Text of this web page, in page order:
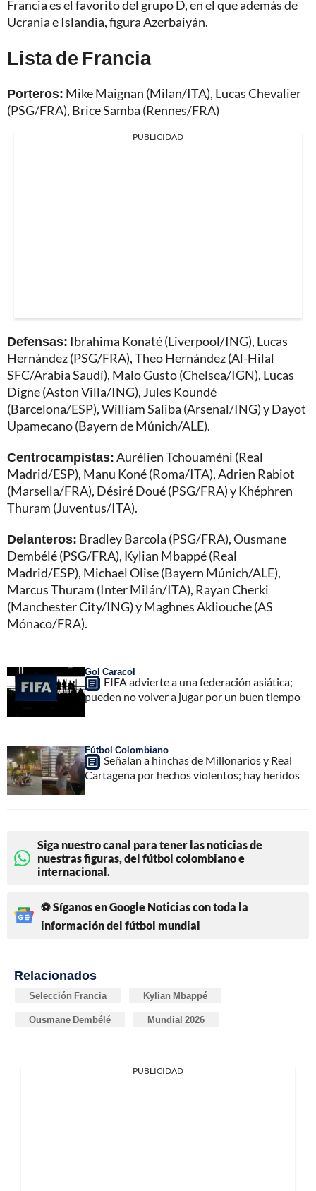
Francia es el favorito del grupo D, en el que además de
Ucrania e Islandia, figura Azerbaiyán.
Lista de Francia
Porteros: Mike Maignan (Milan/ITA), Lucas Chevalier
(PSG/FRA), Brice Samba (Rennes/FRA)
PUBLICIDAD
Defensas: Ibrahima Konaté (Liverpool/ING), Lucas
Hernández (PSG/FRA), Theo Hernández (Al-Hilal
SFC/Arabia Saudí), Malo Gusto (Chelsea/IGN), Lucas
Digne (Aston Villa/ING), Jules Koundé
(Barcelona/ESP), William Saliba (Arsenal/ING) y Dayot
Upamecano (Bayern de Múnich/ALE).
Centrocampistas:Aurélien Tchouaméni (Real
Madrid/ESP), Manu Koné (Roma/ITA), Adrien Rabiot
(Marsella/FRA), Désiré Doué (PSG/FRA) y Khéphren
Thuram (Juventus/ITA).
Delanteros: Bradley Barcola (PSG/FRA), Ousmane
Dembélé (PSG/FRA), Kylian Mbappé (Real
Madrid/ESP), Michael Olise (Bayern Múnich/ALE),
Marcus Thuram (Inter Milán/ITA), Rayan Cherki
(Manchester City/ING) y Maghnes Akliouche (AS
Mónaco/FRA).
Gol Caracol
FIFA advierte a una federación asiática;
pueden no volver a jugar por un buen tiempo
Fútbol Colombiano
Señalan a hinchas de Millonarios y Real
Cartagena por hechos violentos; hay heridos
Siga nuestro canal para tener las noticias de
nuestras figuras, del fútbol colombiano e
internacional.
⚽ Síganos en Google Noticias con toda la
información del fútbol mundial
Relacionados
Selección Francia Kylian Mbappé
Ousmane Dembélé Mundial 2026
PUBLICIDAD